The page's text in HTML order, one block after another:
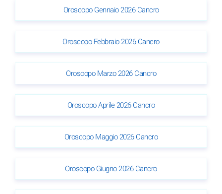
Oroscopo Gennaio 2026 Cancro
Oroscopo Febbraio 2026 Cancro
Oroscopo Marzo 2026 Cancro
Oroscopo Aprile 2026 Cancro
Oroscopo Maggio 2026 Cancro
Oroscopo Giugno 2026 Cancro